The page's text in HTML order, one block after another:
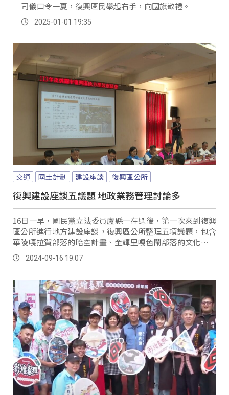
司儀口令一夏，復興區民舉起右手，向國旗敬禮。
2025-01-01 19:35
交通 國土計劃 建設座談 復興區公所
復興建設座談五議題 地政業務管理討論多
16日一早，國民黨立法委員盧縣一在選後，第一次來到復興
區公所進行地方建設座談，復興區公所整理五項議題，包含
華陵嘎拉賀部落的暗空計畫、奎輝里嘎色鬧部落的文化意象
工程，還有溪口廣場的美化，和角板山傳統技藝中心環境改
善，不過，其中原住民保留地地政業務管理系統的建置，居
2024-09-16 19:07